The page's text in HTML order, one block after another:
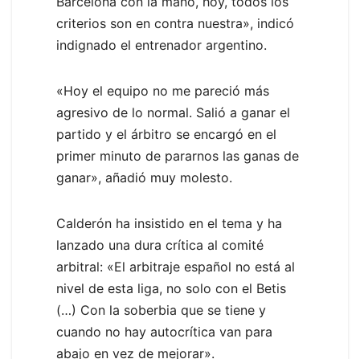
criterios son en contra nuestra», indicó
indignado el entrenador argentino.
«Hoy el equipo no me pareció más
agresivo de lo normal. Salió a ganar el
partido y el árbitro se encargó en el
primer minuto de pararnos las ganas de
ganar», añadió muy molesto.
Calderón ha insistido en el tema y ha
lanzado una dura crítica al comité
arbitral: «El arbitraje español no está al
nivel de esta liga, no solo con el Betis
(…) Con la soberbia que se tiene y
cuando no hay autocrítica van para
abajo en vez de mejorar».